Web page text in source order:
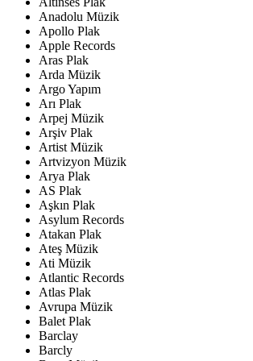
Anadolu Müzik
Apollo Plak
Apple Records
Aras Plak
Arda Müzik
Argo Yapım
Arı Plak
Arpej Müzik
Arşiv Plak
Artist Müzik
Artvizyon Müzik
Arya Plak
AS Plak
Aşkın Plak
Asylum Records
Atakan Plak
Ateş Müzik
Ati Müzik
Atlantic Records
Atlas Plak
Avrupa Müzik
Balet Plak
Barclay
Barcly